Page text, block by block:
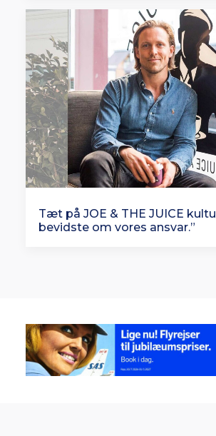
Tæt på JOE & THE JUICE
bevidste om vores ansvar.”